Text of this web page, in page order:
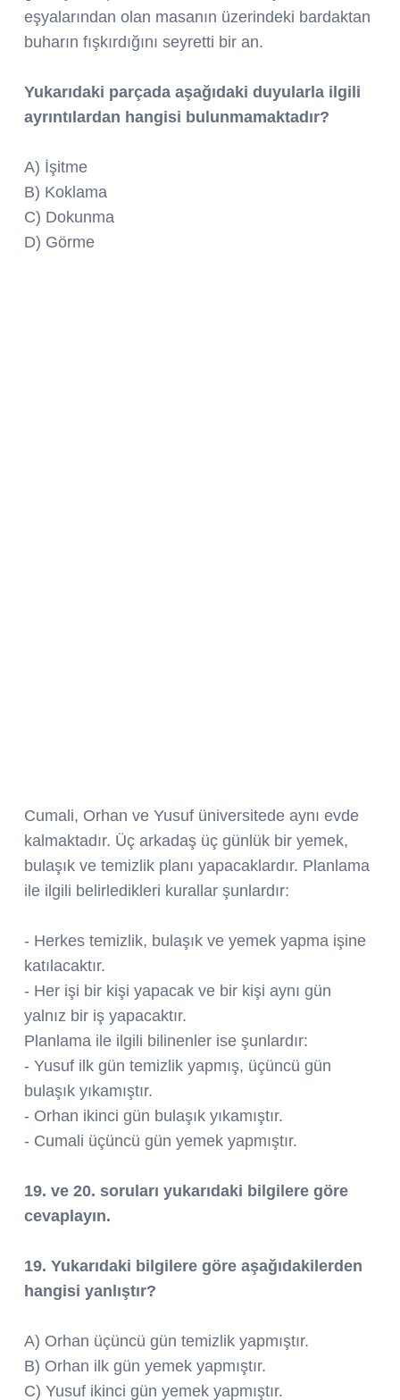
eşyalarından olan masanın üzerindeki bardaktan
buharın fışkırdığını seyretti bir an.
Yukarıdaki parçada aşağıdaki duyularla ilgili
ayrıntılardan hangisi bulunmamaktadır?
A) İşitme
B) Koklama
C) Dokunma
D) Görme
Cumali, Orhan ve Yusuf üniversitede aynı evde
kalmaktadır. Üç arkadaş üç günlük bir yemek,
bulaşık ve temizlik planı yapacaklardır. Planlama
ile ilgili belirledikleri kurallar şunlardır:
- Herkes temizlik, bulaşık ve yemek yapma işine
katılacaktır.
- Her işi bir kişi yapacak ve bir kişi aynı gün
yalnız bir iş yapacaktır.
Planlama ile ilgili bilinenler ise şunlardır:
- Yusuf ilk gün temizlik yapmış, üçüncü gün
bulaşık yıkamıştır.
- Orhan ikinci gün bulaşık yıkamıştır.
- Cumali üçüncü gün yemek yapmıştır.
19. ve 20. soruları yukarıdaki bilgilere göre
cevaplayın.
19. Yukarıdaki bilgilere göre aşağıdakilerden
hangisi yanlıştır?
A) Orhan üçüncü gün temizlik yapmıştır.
B) Orhan ilk gün yemek yapmıştır.
C) Yusuf ikinci gün yemek yapmıştır.